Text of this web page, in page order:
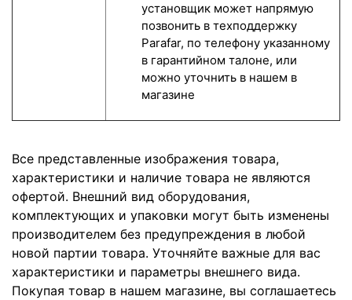
установщик может напрямую
позвонить в техподдержку
Parafar, по телефону указанному
в гарантийном талоне, или
можно уточнить в нашем в
магазине
Все представленные изображения товара,
характеристики и наличие товара не являются
офертой. Внешний вид оборудования,
комплектующих и упаковки могут быть изменены
производителем без предупреждения в любой
новой партии товара. Уточняйте важные для вас
характеристики и параметры внешнего вида.
Покупая товар в нашем магазине, вы соглашаетесь